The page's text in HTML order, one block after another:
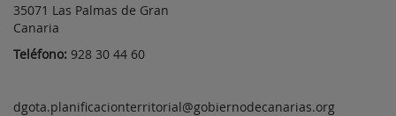
35071 Las Palmas de Gran
Canaria
Teléfono: 928 30 44 60
dgota.planificacionterritorial@gobiernodecanarias.org